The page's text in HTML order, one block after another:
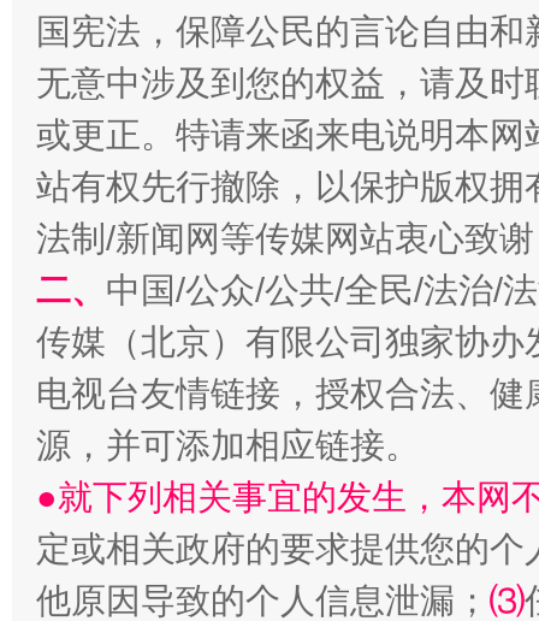
“刷贴”乱象丛生
生
国宪法，保障公民的言论自由
无意中涉及到您的权益，请及
或更正。特请来函来电说明本
站有权先行撤除，以保护版权
法制/新闻网等传媒网站衷心致
二、 中国/公众/公共/全民/法治/
传媒（北京）有限公司独家协
电视台友情链接，授权合法、
源，并可添加相应链接。
●就下列相关事宜的发生，本网
定或相关政府的要求提供您的个
他原因导致的个人信息泄漏； ⑶